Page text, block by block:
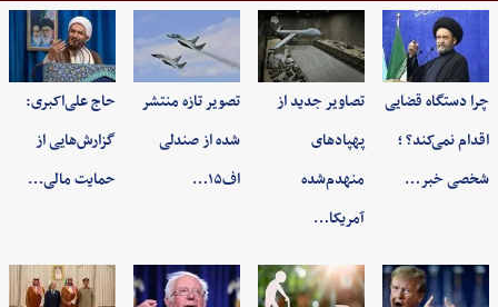
چرا دستگاه قضایی
اقدام نمی‌کند؟ ؛
شخصی خبر…
تصاویر جدید از
پهپادهای
منهدم‌شده
آمریکا…
تصویر تازه منتشر
شده از صندلی
اف۱۵…
حاج علی‌اکبری:
گزارش‌هایی از
حمایت مالی…